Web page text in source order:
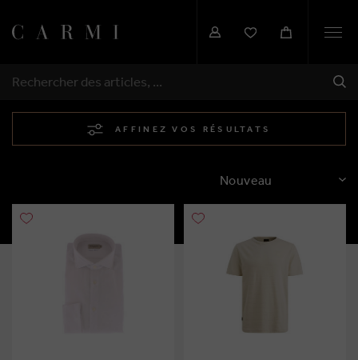
RECHERCHER
AFFINEZ VOS RÉSULTATS
TRIER